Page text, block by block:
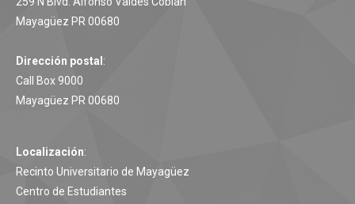
Mayagüez PR 00680
Dirección postal :
Call Box 9000
Mayagüez PR 00680
Localización:
Recinto Universitario de Mayagüez
Centro de Estudiantes